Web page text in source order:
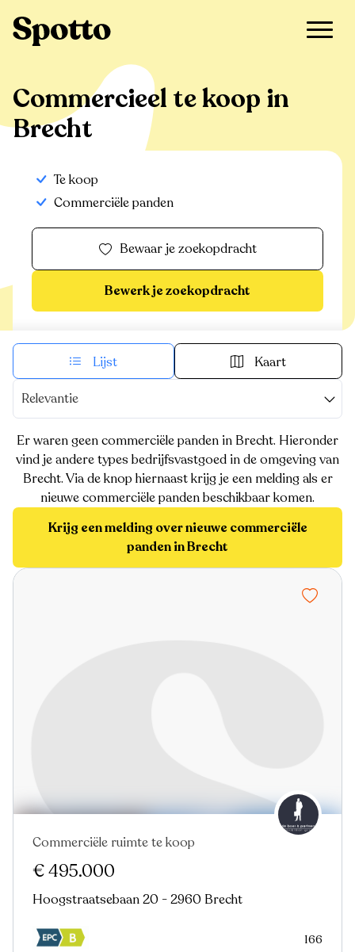
Brecht >
Commercieel te koop in
Brecht
Te koop
Commerciële panden
Bewaar je zoekopdracht
Bewerk je zoekopdracht
Lijst Kaart
Relevantie
Er waren geen commerciële panden in Brecht. Hieronder
vind je andere types bedrijfsvastgoed in de omgeving van
Brecht. Via de knop hiernaast krijg je een melding als er
nieuwe commerciële panden beschikbaar komen.
Krijg een melding over nieuwe commerciële
panden in Brecht
Virtual tour
Commerciële ruimte te koop
€ 495.000
Hoogstraatsebaan 20 - 2960 Brecht
166